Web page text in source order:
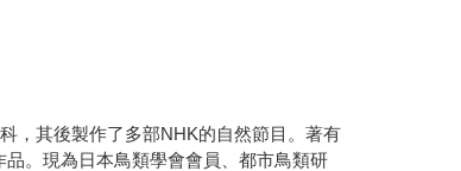
，其後製作了多部NHK的自然節目。著有
。現為日本鳥類學會會員、都市鳥類研